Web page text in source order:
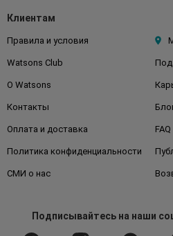
Клиентам
Правила и условия
Watsons Club
О Watsons
Контакты
Оплата и доставка FAQ
Политика конфиденциальности
СМИ о нас
Подписывайтесьна наши